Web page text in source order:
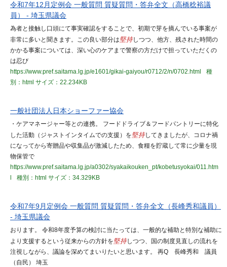
令和7年12月定例会 一般質問 質疑質問・答弁全文（高橋稔裕議
員） - 埼玉県議会
為者と接触し口頭にて事実確認をすることで、初期で芽を摘んでいる事案が
非常に多いと聞きます。この良い部分は堅持しつつ、他方、残された時間の
かかる事案については、深い心のケアまで警察の方だけで担っていただくの
は忍び
https://www.pref.saitama.lg.jp/e1601/gikai-gaiyou/r0712/2/n/0702.html
種
別：html サイズ：22.234KB
一般社団法人日本ショーファー協会
・ケアマネージャー等との連携。 フードドライブ＆フードパントリーに特化
した活動（ジャストインタイムでの支援）を堅持してきましたが、コロナ禍
になってから寄贈品や収集品が激減したため、食糧を貯蔵して常に少量を現
物保管で
https://www.pref.saitama.lg.jp/a0302/syakaikouken_pt/kobetusyokai/011.htm
種別：html サイズ：34.329KB
令和7年9月定例会 一般質問 質疑質問・答弁全文（長峰秀和議員）
- 埼玉県議会
おります。 令和8年度予算の検討に当たっては、一般的な補助と特別な補助に
より支援するという従来からの方針を堅持しつつ、国の制度見直しの流れを
注視しながら、議論を深めてまいりたいと思います。 再Q 長峰秀和 議員
（自民） 埼玉